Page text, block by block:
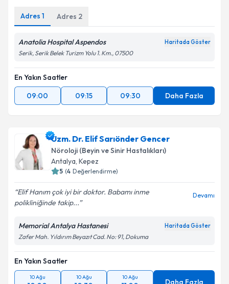
Adres 1 Adres 2
Anatolia Hospital Aspendos Haritada Göster
Serik, Serik Belek Turizm Yolu 1. Km., 07500
En Yakın Saatler
09:00
09:15 09:30 Daha Fazla
Uzm. Dr. Elif Sarıönder Gencer
Nöroloji (Beyin ve Sinir Hastalıkları)
Antalya, Kepez
5 (4 Değerlendirme)
Elif Hanım çok iyi bir doktor. Babamı inme
polikliniğinde takip...
Devamı
Memorial Antalya Hastanesi Haritada Göster
Zafer Mah. Yıldırım Beyazıt Cad. No: 91, Dokuma
En Yakın Saatler
10 Ağu 10 Ağu 10 Ağu
Daha Fazla